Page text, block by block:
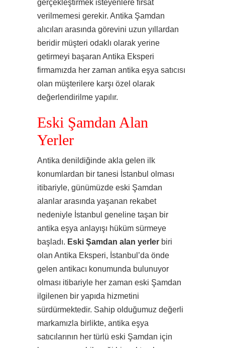
gerçekleştirmek isteyenlere fırsat
verilmemesi gerekir. Antika Şamdan
alıcıları arasında görevini uzun yıllardan
beridir müşteri odaklı olarak yerine
getirmeyi başaran Antika Eksperi
firmamızda her zaman antika eşya satıcısı
olan müşterilere karşı özel olarak
değerlendirilme yapılır.
Eski Şamdan Alan
Yerler
Antika denildiğinde akla gelen ilk
konumlardan bir tanesi İstanbul olması
itibariyle, günümüzde eski Şamdan
alanlar arasında yaşanan rekabet
nedeniyle İstanbul geneline taşan bir
antika eşya anlayışı hüküm sürmeye
başladı. Eski Şamdan alan yerler biri
olan Antika Eksperi, İstanbul’da önde
gelen antikacı konumunda bulunuyor
olması itibariyle her zaman eski Şamdan
ilgilenen bir yapıda hizmetini
sürdürmektedir. Sahip olduğumuz değerli
markamızla birlikte, antika eşya
satıcılarının her türlü eski Şamdan için